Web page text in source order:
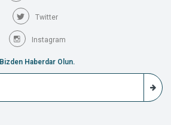
Twitter
Instagram
Bizden Haberdar Olun.